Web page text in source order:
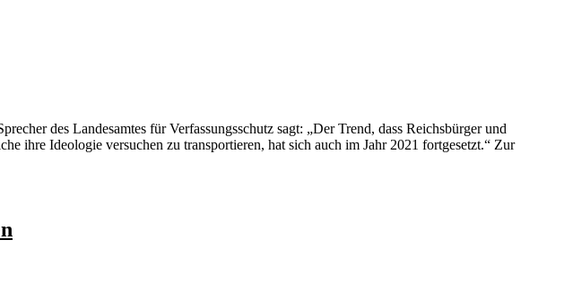
des Landesamtes für Verfassungsschutz sagt: „Der Trend, dass Reichsbürger und
ihre Ideologie versuchen zu transportieren, hat sich auch im Jahr 2021 fortgesetzt.“ Zur